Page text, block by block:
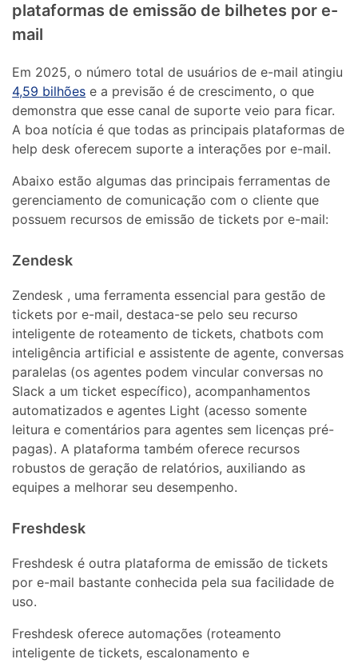
plataformas de emissão de bilhetes por e-
mail
Em 2025, o número total de usuários de e-mail atingiu
4,59 bilhões e a previsão é de crescimento, o que
demonstra que esse canal de suporte veio para ficar.
A boa notícia é que todas as principais plataformas de
help desk oferecem suporte a interações por e-mail.
Abaixo estão algumas das principais ferramentas de
gerenciamento de comunicação com o cliente que
possuem recursos de emissão de tickets por e-mail:
Zendesk
Zendesk , uma ferramenta essencial para gestão de
tickets por e-mail, destaca-se pelo seu recurso
inteligente de roteamento de tickets, chatbots com
inteligência artificial e assistente de agente, conversas
paralelas (os agentes podem vincular conversas no
Slack a um ticket específico), acompanhamentos
automatizados e agentes Light (acesso somente
leitura e comentários para agentes sem licenças pré-
pagas). A plataforma também oferece recursos
robustos de geração de relatórios, auxiliando as
equipes a melhorar seu desempenho.
Freshdesk
Freshdesk é outra plataforma de emissão de tickets
por e-mail bastante conhecida pela sua facilidade de
uso.
Freshdesk oferece automações (roteamento
inteligente de tickets, escalonamento e